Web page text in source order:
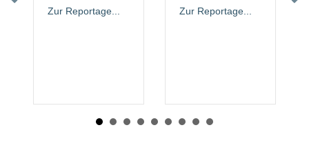
Zur Reportage... Zur Reportage...